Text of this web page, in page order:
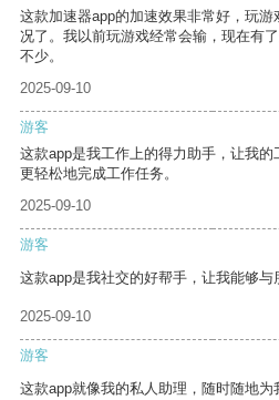
这款加速器app的加速效果非常好，玩
况了。我以前玩游戏经常会输，现在有
不少。
2025-09-10
游客
这款app是我工作上的得力助手，让我
更轻松地完成工作任务。
2025-09-10
游客
这款app是我社交的好帮手，让我能够与
2025-09-10
游客
这款app就像我的私人助理，随时随地为